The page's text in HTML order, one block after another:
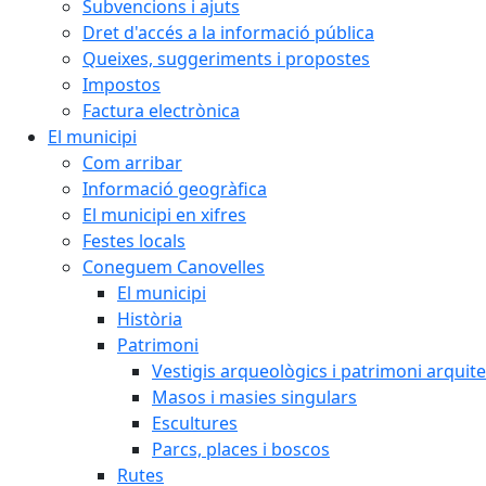
Subvencions i ajuts
Dret d'accés a la informació pública
Queixes, suggeriments i propostes
Impostos
Factura electrònica
El municipi
Com arribar
Informació geogràfica
El municipi en xifres
Festes locals
Coneguem Canovelles
El municipi
Història
Patrimoni
Vestigis arqueològics i patrimoni
Masos i masies singulars
Escultures
Parcs, places i boscos
Rutes